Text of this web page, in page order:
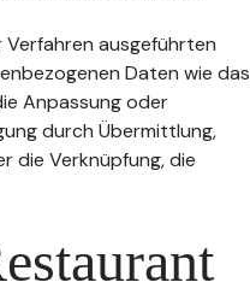
ausgeführten
Daten wie das
Anpassung oder
durch Übermittlung,
die Verknüpfung, die